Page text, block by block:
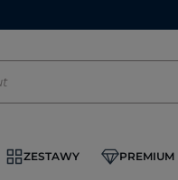
ZESTAWY PREMIUM